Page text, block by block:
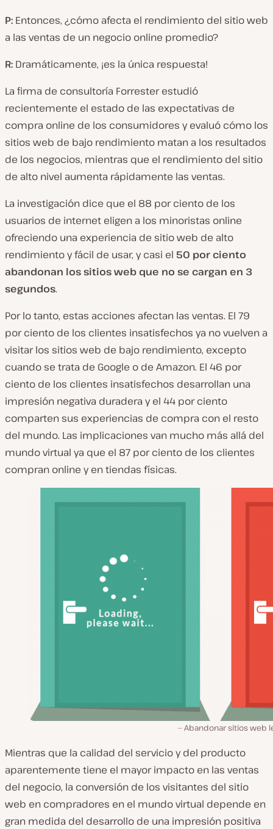
P: Entonces, ¿cómo afecta el rendimiento del sitio web
a las ventas de un negocio online promedio?
R: Dramáticamente, ¡es la única respuesta!
La firma de consultoría Forrester estudió
recientemente el estado de las expectativas de
compra online de los consumidores y evaluó cómo los
sitios web de bajo rendimiento matan a los resultados
de los negocios, mientras que el rendimiento del sitio
de alto nivel aumenta rápidamente las ventas.
La investigación dice que el 88 por ciento de los
usuarios de internet eligen a los minoristas online
ofreciendo una experiencia de sitio web de alto
rendimiento y fácil de usar, y casi el 50 por ciento
abandonan los sitios web que no se cargan en 3
segundos.
Por lo tanto, estas acciones afectan las ventas. El 79
por ciento de los clientes insatisfechos ya no vuelven a
visitar los sitios web de bajo rendimiento, excepto
cuando se trata de Google o de Amazon. El 46 por
ciento de los clientes insatisfechos desarrollan una
impresión negativa duradera y el 44 por ciento
comparten sus experiencias de compra con el resto
del mundo. Las implicaciones van mucho más allá del
mundo virtual ya que el 87 por ciento de los clientes
compran online y en tiendas físicas.
Abandonar sitios web
Mientras que la calidad del servicio y del producto
aparentemente tiene el mayor impacto en las ventas
del negocio, la conversión de los visitantes del sitio
web en compradores en el mundo virtual depende en
gran medida del desarrollo de una impresión positiva